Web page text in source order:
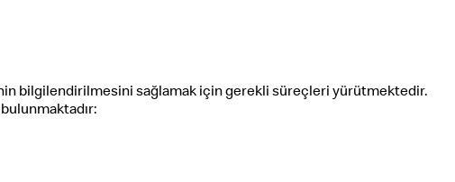
bilgilendirilmesini sağlamak için gerekli süreçleri yürütmektedir.